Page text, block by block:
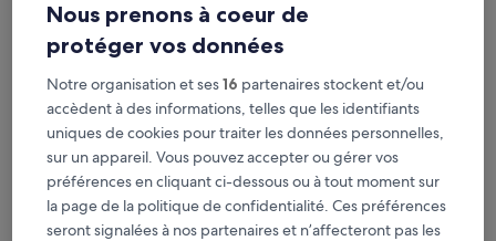
Nous prenons à coeur de
protéger vos données
Notre organisation et ses16 partenaires stockent et/ou
accèdent à des informations, telles que les identifiants
uniques de cookies pour traiter les données personnelles,
sur un appareil. Vous pouvez accepter ou gérer vos
préférences en cliquant ci-dessous ou à tout moment sur
la page de la politique de confidentialité. Ces préférences
seront signalées à nos partenaires et n’affecteront pas les